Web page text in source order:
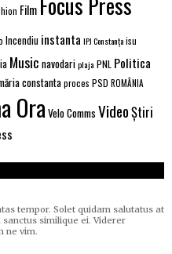
Film
Incendiu instanta IPJ Constanțaisu
Music navodariplaja PNL Politica
constantaproces PSD ROMÂNIA
Ora Velo Comms VideoȘtiri
tempor. Solet quidam salutatus at
similique ei. Viderer
ne vim.